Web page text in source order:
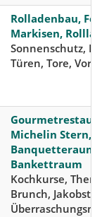
Rolladenbau,
Markisen,
Sonnenschutz,
Türen, Tore,
Michelin Stern,
Banquetteraum,
Bankettraum
Kochkurse,
Brunch,